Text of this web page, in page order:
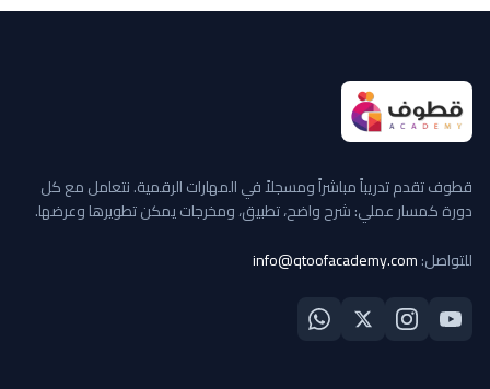
قطوف تقدم تدريباً مباشراً ومسجلاً في المهارات الرقمية. نتعامل مع كل
دورة كمسار عملي: شرح واضح، تطبيق، ومخرجات يمكن تطويرها وعرضها.
للتواصل:info@qtoofacademy.com